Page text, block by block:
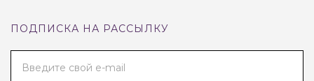
ПОДПИСКА НА РАССЫЛКУ
Введите свой e-mail